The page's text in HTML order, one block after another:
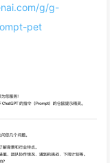
g/g-
pet